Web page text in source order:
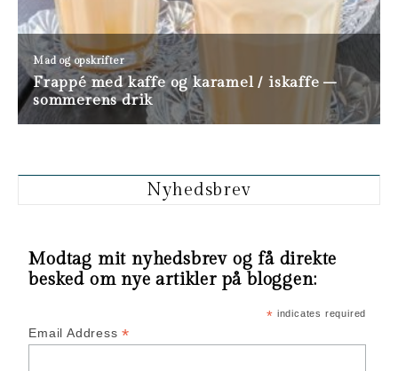
Nyhedsbrev
Modtag mit nyhedsbrev og få direkte
besked om nye artikler på bloggen:
* indicates required
Email Address*